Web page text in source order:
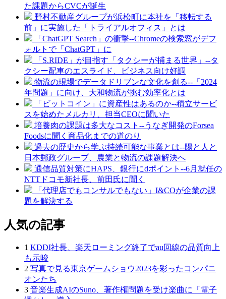
た課題からCVCが誕生
野村不動産グループが浜松町に本社を「移転する
前」に実施した「トライアルオフィス」とは
「ChatGPT Search」の衝撃--Chromeの検索窓がデフ
ォルトで「ChatGPT」に
「S.RIDE」が目指す「タクシーが捕まる世界」--タ
クシー配車のエスライド、ビジネス向け好調
物流の現場でデータドリブンな文化を創る--「2024
年問題」に向け、大和物流が挑む効率化とは
「ビットコイン」に資産性はあるのか--積立サービ
スを始めたメルカリ、担当CEOに聞いた
培養肉の課題は多大なコスト--うなぎ開発のForsea
Foodsに聞く商品化までの道のり
過去の歴史から学ぶ持続可能な事業とは--陽と人と
日本郵政グループ、農業と物流の課題解決へ
通信品質対策にHAPS、銀行にdポイント--6月就任の
NTTドコモ新社長、前田氏に聞く
「代理店でもコンサルでもない」I&COが企業の課
題を解決する
人気の記事
1 KDDI社長、楽天ローミング終了でau回線の品質向上
も示唆
2 写真で見る東京ゲームショウ2023を彩ったコンパニ
オンたち
3 音楽生成AIのSuno、著作権問題を受け楽曲に「電子